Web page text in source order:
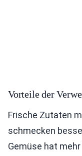
Vorteile der
Frische Zutaten
schmecken
Gemüse hat